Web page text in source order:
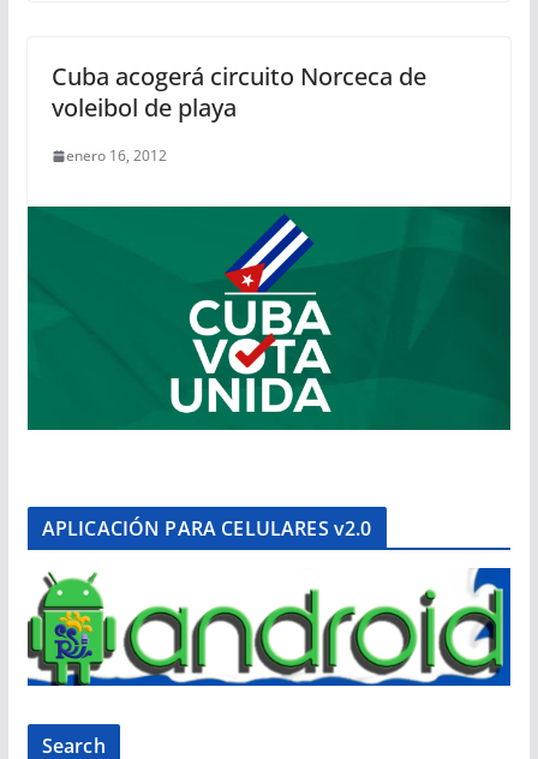
Cuba acogerá circuito Norceca de
voleibol de playa
enero 16, 2012
APLICACIÓN PARA CELULARES v2.0
Search